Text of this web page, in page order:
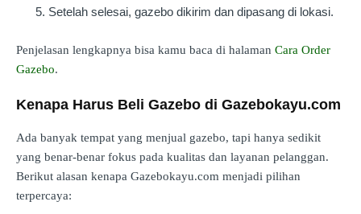
Setelah selesai, gazebo dikirim dan dipasang di lokasi.
Penjelasan lengkapnya bisa kamu baca di halaman Cara Order
Gazebo.
Kenapa Harus Beli Gazebo di Gazebokayu.com
Ada banyak tempat yang menjual gazebo, tapi hanya sedikit
yang benar-benar fokus pada kualitas dan layanan pelanggan.
Berikut alasan kenapa Gazebokayu.com menjadi pilihan
terpercaya: